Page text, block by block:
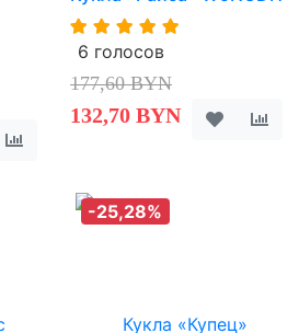
6 голосов
177,60 BYN
132,70 BYN
-25,28%